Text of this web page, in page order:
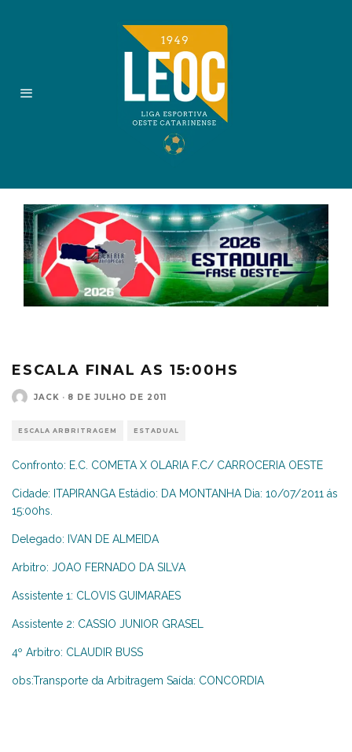
ESCALA FINAL AS 15:00HS
JACK · 8 DE JULHO DE 2011
ESCALA ARBRITRAGEM ESTADUAL
Confronto: E.C. COMETA X OLARIA F.C/ CARROCERIA OESTE
Cidade: ITAPIRANGA Estádio: DA MONTANHA Dia: 10/07/2011 ás
15:00hs.
Delegado: IVAN DE ALMEIDA
Arbitro: JOAO FERNADO DA SILVA
Assistente 1: CLOVIS GUIMARAES
Assistente 2: CASSIO JUNIOR GRASEL
4º Arbitro: CLAUDIR BUSS
obs:Transporte da Arbitragem Saída: CONCORDIA